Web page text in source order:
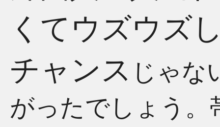
くてウズウズ
チャンス じゃ
がったでしょう。